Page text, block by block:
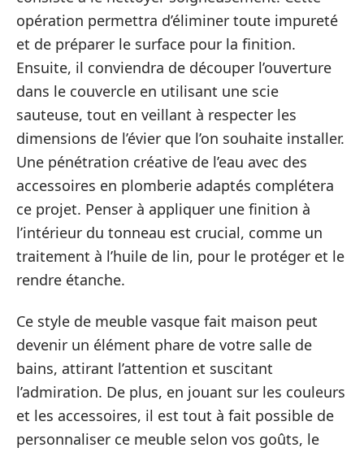
opération permettra d’éliminer toute impureté
et de préparer le surface pour la finition.
Ensuite, il conviendra de découper l’ouverture
dans le couvercle en utilisant une scie
sauteuse, tout en veillant à respecter les
dimensions de l’évier que l’on souhaite installer.
Une pénétration créative de l’eau avec des
accessoires en plomberie adaptés complétera
ce projet. Penser à appliquer une finition à
l’intérieur du tonneau est crucial, comme un
traitement à l’huile de lin, pour le protéger et le
rendre étanche.
Ce style de meuble vasque fait maison peut
devenir un élément phare de votre salle de
bains, attirant l’attention et suscitant
l’admiration. De plus, en jouant sur les couleurs
et les accessoires, il est tout à fait possible de
personnaliser ce meuble selon vos goûts, le